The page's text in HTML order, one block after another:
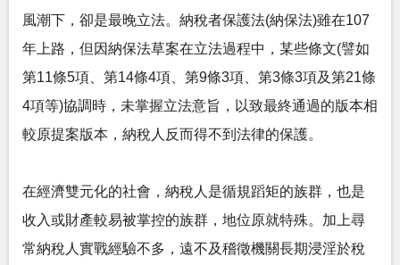
風潮下，卻是最晚立法。納稅者保護法(納保法)雖在107
年上路，但因納保法草案在立法過程中，某些條文(譬如
第11條5項、第14條4項、第9條3項、第3條3項及第21條
4項等)協調時，未掌握立法意旨，以致最終通過的版本相
較原提案版本，納稅人反而得不到法律的保護。
在經濟雙元化的社會，納稅人是循規蹈矩的族群，也是
收入或財產較易被掌控的族群，地位原就特殊。加上尋
常納稅人實戰經驗不多，遠不及稽徵機關長期浸淫於稅